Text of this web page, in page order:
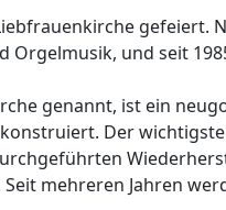
und seit
genannt, ist ein
Der
mehreren Jahren